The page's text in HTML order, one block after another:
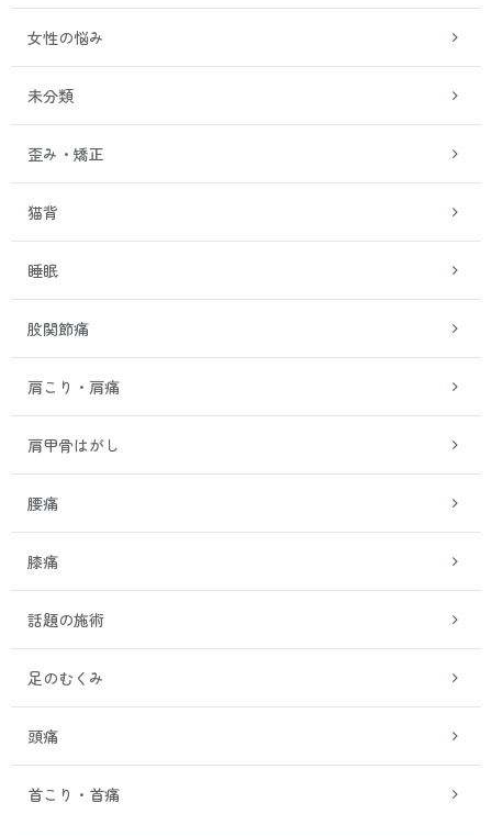
女性の悩み
未分類
歪み・矯正
猫背
睡眠
股関節痛
肩こり・肩痛
肩甲骨はがし
腰痛
膝痛
話題の施術
足のむくみ
頭痛
首こり・首痛